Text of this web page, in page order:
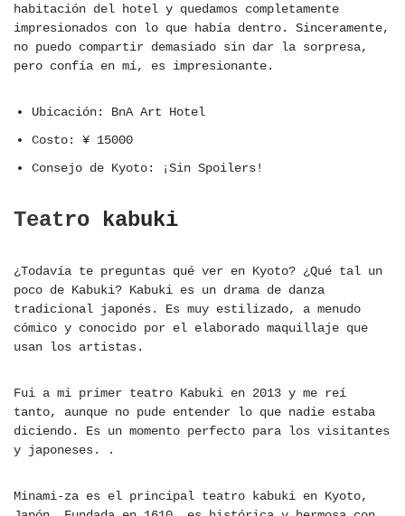
habitación del hotel y quedamos completamente
impresionados con lo que había dentro. Sinceramente,
no puedo compartir demasiado sin dar la sorpresa,
pero confía en mí, es impresionante.
Ubicación: BnA Art Hotel
Costo: ¥ 15000
Consejo de Kyoto: ¡Sin Spoilers!
Teatro kabuki
¿Todavía te preguntas qué ver en Kyoto? ¿Qué tal un
poco de Kabuki? Kabuki es un drama de danza
tradicional japonés. Es muy estilizado, a menudo
cómico y conocido por el elaborado maquillaje que
usan los artistas.
Fui a mi primer teatro Kabuki en 2013 y me reí
tanto, aunque no pude entender lo que nadie estaba
diciendo. Es un momento perfecto para los visitantes
y japoneses. .
Minami-za es el principal teatro kabuki en Kyoto,